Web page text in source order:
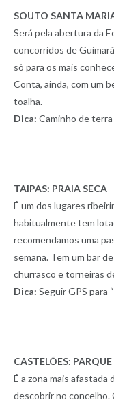
SOUTO SANTA
Será pela abertura da
concorridos de
só para os mais
Conta, ainda, com um
toalha.
Dica: Caminho de
TAIPAS: PRAIA SECA
É um dos lugares
habitualmente tem
recomendamos uma
semana. Tem um bar
churrasco e torneiras
Dica: Seguir GPS para
CASTELÕES:
É a zona mais afastada
descobrir no concelho.